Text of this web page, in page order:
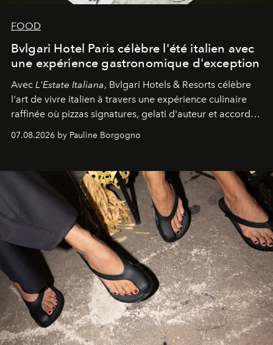
FOOD
Bvlgari Hotel Paris célèbre l'été italien avec
une expérience gastronomique d'exception
Avec L'Estate Italiana, Bvlgari Hotels & Resorts célèbre
l'art de vivre italien à travers une expérience culinaire
raffinée où pizzas signatures, gelati d'auteur et accords
d'exception composent un véritable voyage sensoriel.
07.08.2026 by Pauline Borgogno